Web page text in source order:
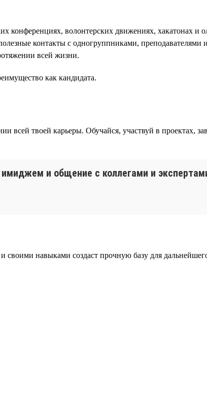
конференциях, волонтерских движениях, хакатонах и
контакты с одногруппниками, преподавателями
всей жизни.
как кандидата.
всей твоей карьеры. Обучайся, участвуй в проектах,
и общение с коллегами и
своими навыками создаст прочную базу для